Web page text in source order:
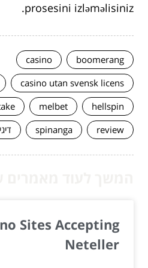
prosesini izləməlisiniz.
boomerang
casino
casino utan svensk licens
hellspin
melbet
review
spinanga
Sites Accepting
Neteller